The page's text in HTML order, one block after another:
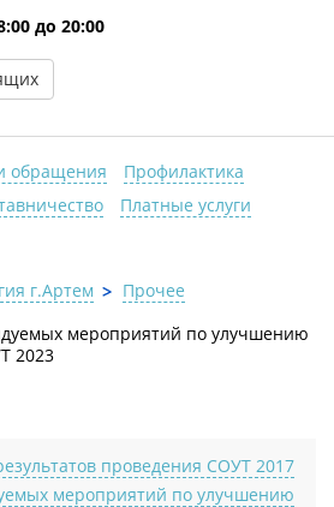
до 20:00
обращения
Профилактика
Платные услуги
г.Артем
Прочее
мероприятий по улучшению
2023
проведения СОУТ 2017
мероприятий по улучшению